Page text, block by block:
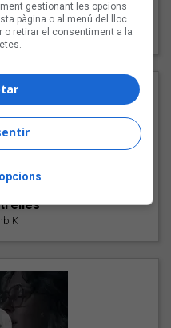
Compte
K
gestionant les opcions
pàgina o al menú del lloc
o retirar el consentiment a la